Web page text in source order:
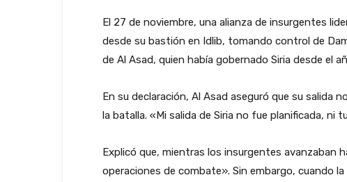
El 27 de noviembre, una alianza de insurgentes
desde su bastión en Idlib, tomando control de
de Al Asad, quien había gobernado Siria desde el
En su declaración, Al Asad aseguró que su salida
la batalla. «Mi salida de Siria no fue planificada, ni
Explicó que, mientras los insurgentes avanzaban
operaciones de combate». Sin embargo, cuando la